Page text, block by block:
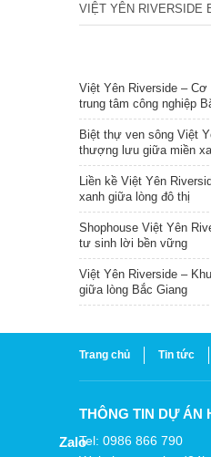
VIỆT YÊN RIVERSIDE
Việt Yên Riverside –
trung tâm công nghiệp
Biệt thự ven sông Việt
thượng lưu giữa miền
Liền kề Việt Yên
xanh giữa lòng đô thị
Shophouse Việt Yên
tư sinh lời bền vững
Việt Yên Riverside –
giữa lòng Bắc Giang
Trang chủ Tin tức
THÔNG TIN DỰ ÁN
Tel: 0986 866 790
Zalo